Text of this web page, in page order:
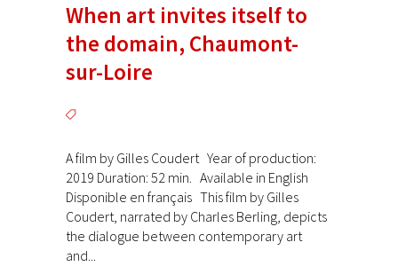
When art invites itself to
the domain, Chaumont-
sur-Loire
A film by Gilles Coudert Year of production:
2019 Duration: 52 min. Available in English
Disponible en français This film by Gilles
Coudert, narrated by Charles Berling, depicts
the dialogue between contemporary art
and...